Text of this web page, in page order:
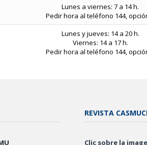
Lunes a viernes: 7 a 14 h.
Pedir hora al teléfono 144,
Lunes y jueves: 14 a 20 h.
Viernes: 14 a 17 h.
Pedir hora al teléfono 144,
REVISTA
Clic sobre la